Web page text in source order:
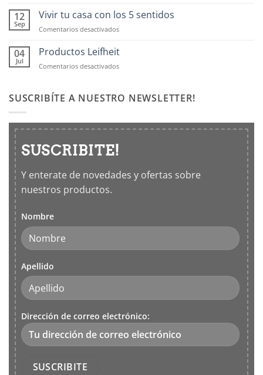
OXO:
Frascos
hermticos
cocina
12
Sep
Vivir tu casa con los 5 sentidos
Comentarios desactivadosen
tu
casa
con
sentidos
04
Jul
Productos Leifheit
Comentarios desactivadosen
SUSCRIBÍTE A NUESTRO NEWSLETTER!
SUSCRIBITE!
Y enterate de novedades y ofertas sobre
nuestros productos.
Nombre
Apellido
Dirección de correo electrónico: